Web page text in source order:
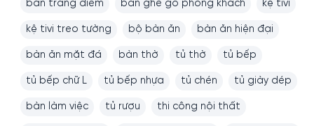
bàn trang điểm bàn ghế gỗ phòng khách kệ tivi
kệ tivi treo tường bộ bàn ăn bàn ăn hiện đại
bàn ăn mặt đá bàn thờ tủ thờ tủ bếp
tủ bếp chữ L tủ bếp nhựa tủ chén tủ giày dép
bàn làm việc tủ rượu thi công nội thất